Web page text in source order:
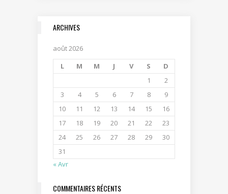
ARCHIVES
août 2026
L
M M J V S
D
1
2
3
4 5 6 7 8
9
10
11 12 13 14 15
16
17
18 19 20 21 22
23
24
25 26 27 28 29
30
31
« Avr
COMMENTAIRES RÉCENTS